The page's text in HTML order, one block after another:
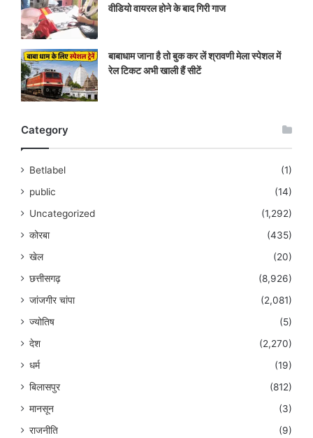
वीडियो वायरल होने के बाद गिरी गाज
बाबाधाम जाना है तो बुक कर लें श्रावणी मेला स्पेशल में
रेल टिकट अभी खाली हैं सीटें
Category
Betlabel
(1)
public
(14)
Uncategorized
(1,292)
कोरबा
(435)
खेल
(20)
छत्तीसगढ़
(8,926)
जांजगीर चांपा
(2,081)
ज्योतिष
(5)
देश
(2,270)
धर्म
(19)
बिलासपुर
(812)
मानसून
(3)
राजनीति
(9)